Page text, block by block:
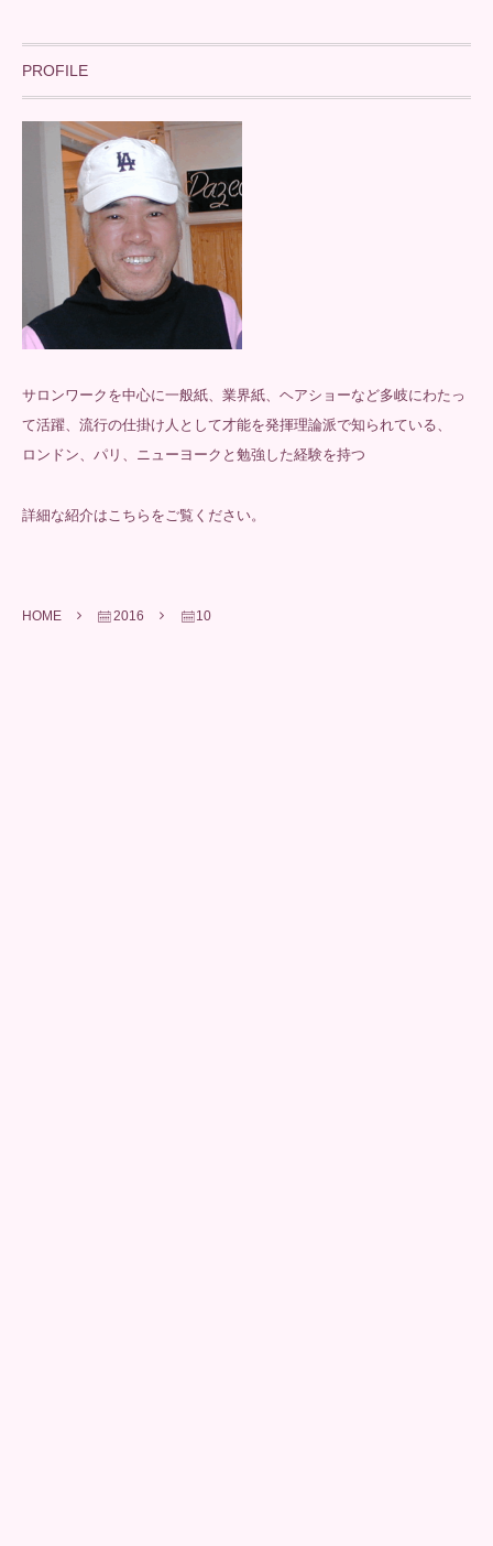
PROFILE
サロンワークを中心に一般紙、業界紙、ヘアショーなど多岐にわたっ
て活躍、流行の仕掛け人として才能を発揮理論派で知られている、
ロンドン、パリ、ニューヨークと勉強した経験を持つ
詳細な紹介は こちら をご覧ください。
HOME 2016 10